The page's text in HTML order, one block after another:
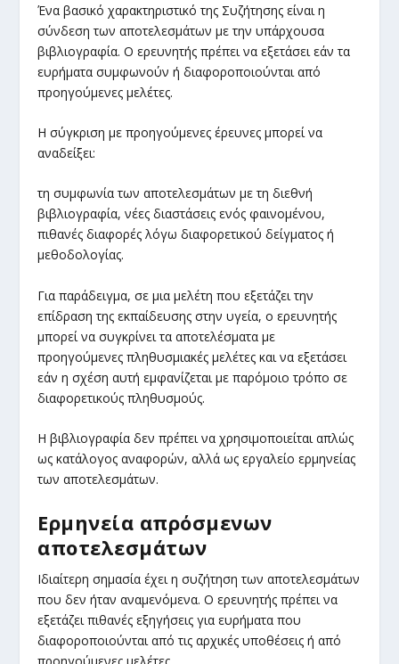
Ένα βασικό χαρακτηριστικό της Συζήτησης είναι η
σύνδεση των αποτελεσμάτων με την υπάρχουσα
βιβλιογραφία. Ο ερευνητής πρέπει να εξετάσει εάν τα
ευρήματα συμφωνούν ή διαφοροποιούνται από
προηγούμενες μελέτες.
Η σύγκριση με προηγούμενες έρευνες μπορεί να
αναδείξει:
τη συμφωνία των αποτελεσμάτων με τη διεθνή
βιβλιογραφία, νέες διαστάσεις ενός φαινομένου,
πιθανές διαφορές λόγω διαφορετικού δείγματος ή
μεθοδολογίας.
Για παράδειγμα, σε μια μελέτη που εξετάζει την
επίδραση της εκπαίδευσης στην υγεία, ο ερευνητής
μπορεί να συγκρίνει τα αποτελέσματα με
προηγούμενες πληθυσμιακές μελέτες και να εξετάσει
εάν η σχέση αυτή εμφανίζεται με παρόμοιο τρόπο σε
διαφορετικούς πληθυσμούς.
Η βιβλιογραφία δεν πρέπει να χρησιμοποιείται απλώς
ως κατάλογος αναφορών, αλλά ως εργαλείο ερμηνείας
των αποτελεσμάτων.
Ερμηνεία απρόσμενων
αποτελεσμάτων
Ιδιαίτερη σημασία έχει η συζήτηση των αποτελεσμάτων
που δεν ήταν αναμενόμενα. Ο ερευνητής πρέπει να
εξετάζει πιθανές εξηγήσεις για ευρήματα που
διαφοροποιούνται από τις αρχικές υποθέσεις ή από
προηγούμενες μελέτες.